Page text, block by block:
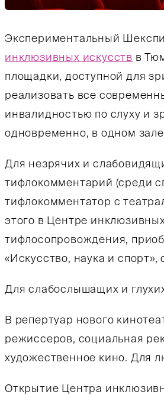
Экспериментальный
инклюзивных искусств в
площадки, доступной для
реализовать все
инвалидностью по слуху и
одновременно, в одном
Для незрячих и
тифлокомментарий (среди
тифлокомментатор с
этого в Центре
тифлосопровождения,
«Искусство, наука и спорт»,
Для слабослышащих и
В репертуар нового
режиссеров, социальная
художественное кино. Для
Открытие Центра